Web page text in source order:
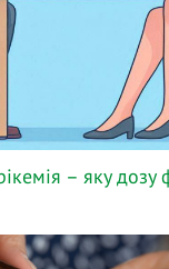
– яку дозу